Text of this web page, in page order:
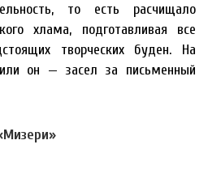
то есть расчищало
хлама, подготавливая все
творческих буден. На
он — засел за письменный